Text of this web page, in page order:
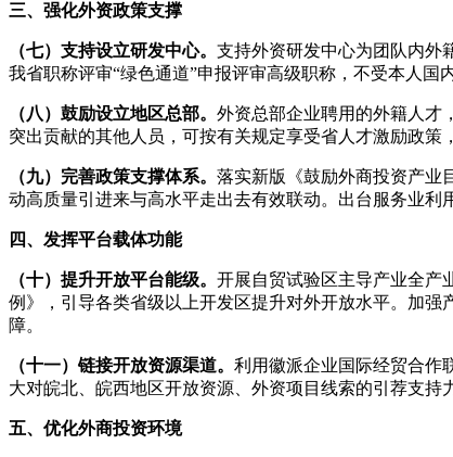
三、强化外资政策支撑
（七）支持设立研发中心。 支持外资研发中心为团队内外
我省职称评审“绿色通道”申报评审高级职称，不受本人国
（八）鼓励设立地区总部。 外资总部企业聘用的外籍人才
突出贡献的其他人员，可按有关规定享受省人才激励政策
（九）完善政策支撑体系。 落实新版《鼓励外商投资产业
动高质量引进来与高水平走出去有效联动。出台服务业利
四、发挥平台载体功能
（十）提升开放平台能级。 开展自贸试验区主导产业全产
例》，引导各类省级以上开发区提升对外开放水平。加
障。
（十一）链接开放资源渠道。 利用徽派企业国际经贸合作
大对皖北、皖西地区开放资源、外资项目线索的引荐支持
五、优化外商投资环境